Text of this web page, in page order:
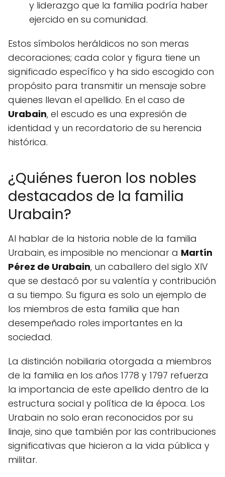
y liderazgo que la familia podría haber
ejercido en su comunidad.
Estos símbolos heráldicos no son meras
decoraciones; cada color y figura tiene un
significado específico y ha sido escogido con
propósito para transmitir un mensaje sobre
quienes llevan el apellido. En el caso de
Urabain, el escudo es una expresión de
identidad y un recordatorio de su herencia
histórica.
¿Quiénes fueron los nobles
destacados de la familia
Urabain?
Al hablar de la historia noble de la familia
Urabain, es imposible no mencionar a Martín
Pérez de Urabain, un caballero del siglo XIV
que se destacó por su valentía y contribución
a su tiempo. Su figura es solo un ejemplo de
los miembros de esta familia que han
desempeñado roles importantes en la
sociedad.
La distinción nobiliaria otorgada a miembros
de la familia en los años 1778 y 1797 refuerza
la importancia de este apellido dentro de la
estructura social y política de la época. Los
Urabain no solo eran reconocidos por su
linaje, sino que también por las contribuciones
significativas que hicieron a la vida pública y
militar.